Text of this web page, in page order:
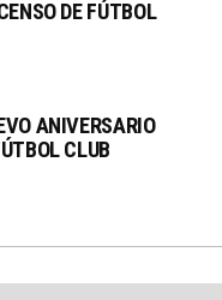
DE FÚTBOL
ANIVERSARIO
CLUB